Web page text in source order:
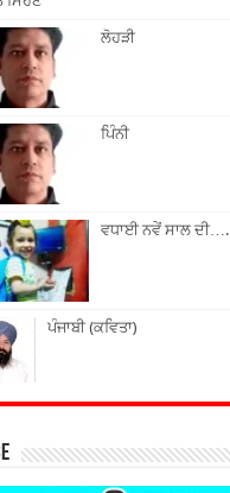
ਲੋਹੜੀ
ਪਿੰਨੀ
ਵਧਾਈ ਨਵੇਂ ਸਾਲ ਦੀ….
ਪੰਜਾਬੀ (ਕਵਿਤਾ)